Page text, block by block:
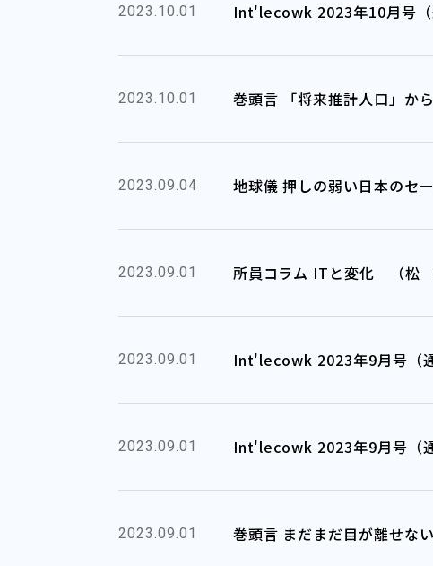
2023.10.01 Int'lecowk 2023年10月号（
2023.10.01 巻頭言 「将来推計人口」か
2023.09.04 地球儀 押しの弱い日本のセ
2023.09.01 所員コラム ITと変化 （松
2023.09.01 Int'lecowk 2023年9月号（
2023.09.01 Int'lecowk 2023年9月号（
2023.09.01 巻頭言 まだまだ目が離せな